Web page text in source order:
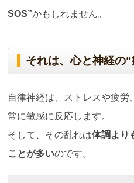
SOS”かもしれません。
それは、心と神経の
自律神経は、ストレスや疲
常に敏感に反応します。
そして、その乱れは体調より
ことが多いのです。